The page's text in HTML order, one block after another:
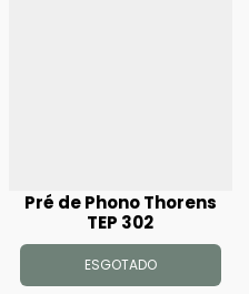
Pré de Phono Thorens
TEP 302
ESGOTADO